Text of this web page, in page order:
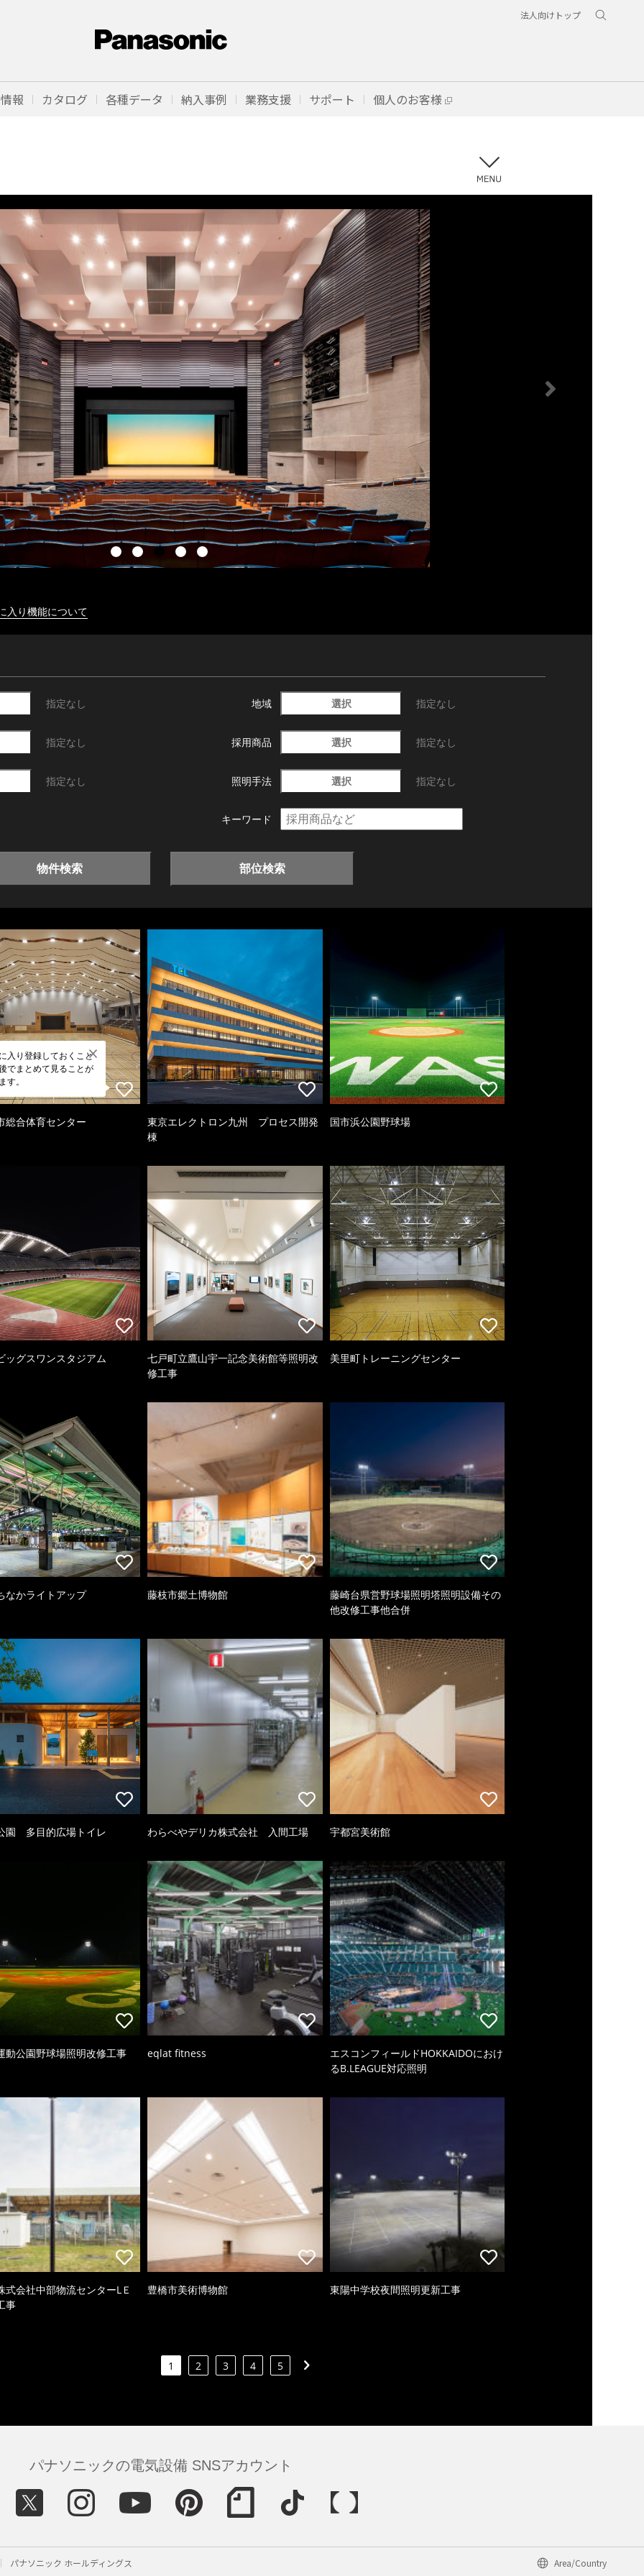
法人向けトップ
報 カタログ 各種データ 納入事例 業務支援 サポート 個人のお客様
入り機能について
指定なし 地域 選択 指定なし
指定なし 採用商品 選択 指定なし
指定なし 照明手法 選択 指定なし
キーワード
物件検索 部位検索
入り登録しておくこと
でまとめて見ることが
す。
総合体育センター
東京エレクトロン九州 プロセス開発
棟
国市浜公園野球場
ッグスワンスタジアム
七戸町立鷹山宇一記念美術館等照明改
修工事
美里町トレーニングセンター
なかライトアップ 藤枝市郷土博物館
藤崎台県営野球場照明塔照明設備その
他改修工事他合併
園 多目的広場トイレ わらべやデリカ株式会社 入間工場 宇都宮美術館
動公園野球場照明改修工事 eqlat fitness
エスコンフィールドHOKKAIDOにおけ
るB.LEAGUE対応照明
式会社中部物流センターLＥ
事
豊橋市美術博物館 東陽中学校夜間照明更新工事
1 2 3 4 5
パナソニックの電気設備 SNSアカウント
パナソニック ホールディングス Area/Country